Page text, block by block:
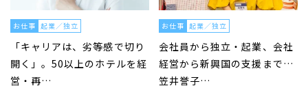
お仕事 起業／独立
「キャリアは、劣等感で切り
開く」。50以上のホテルを経
営・再…
お仕事 起業／独立
会社員から独立・起業、会社
経営から新興国の支援まで…
笠井誉子…